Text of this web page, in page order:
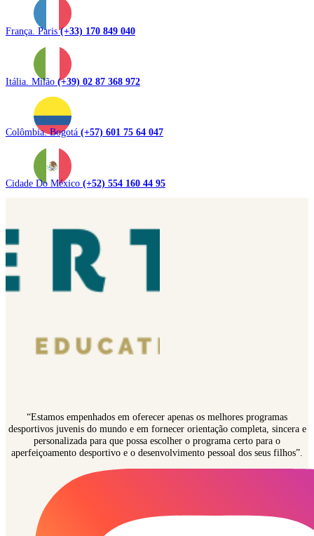
França. Paris(+33) 170 849 040
Itália. Milão (+39) 02 87 368 972
Colômbia. Bogotá (+57) 601 75 64 047
Cidade Do México (+52) 554 160 44 95
“Estamos empenhados em oferecer apenas os melhores programas
desportivos juvenis do mundo e em fornecer orientação completa, sincera e
personalizada para que possa escolher o programa certo para o
aperfeiçoamento desportivo e o desenvolvimento pessoal dos seus filhos”.